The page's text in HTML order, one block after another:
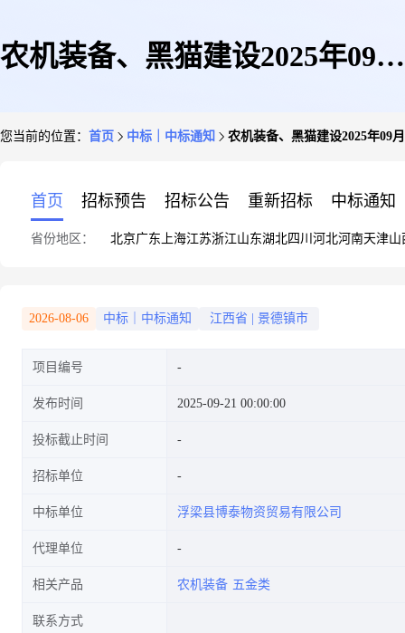
农机装备、黑猫建设2025年09月
您当前的位置： 首页 中标｜中标通知 农机装备、黑猫建设2025年09
首页 招标预告 招标公告 重新招标 中标通知
省份地区： 北京广东 上海江苏浙江山东湖北四川 河北河南天津山
2026-08-06 中标｜中标通知 江西省 景德镇市
项目编号
发布时间 2025-09-21 00:00:00
投标截止时间
招标单位
中标单位 浮梁县博泰物资贸易有限公司
代理单位
相关产品 农机装备 五金类
联系方式